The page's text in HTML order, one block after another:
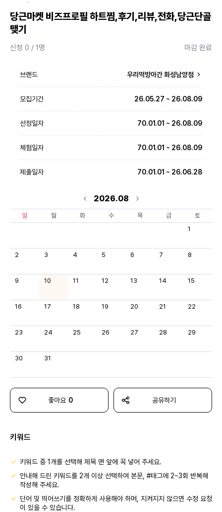
·
당근마켓 비즈프로필 하트찜,후기,리뷰,전화,당근단골
맺기
신청 0 / 1명 마감 완료
브랜드 우리떡방아간 화성남양점
모집기간 26.05.27 ~ 26.08.09
선정일자 70.01.01 ~ 26.08.09
체험일자 70.01.01 ~ 26.08.09
제출일자 70.01.01 ~ 26.06.28
2026.08
일 월 화 수 목 금
토
1
2 3 4 5 6 7 8
9 10 11 12 13 14 15
16 17 18 19 20 21 22
23 24 25 26 27 28 29
30 31
좋아요 0 공유하기
키워드
키워드 중 1개를 선택해 제목 맨 앞에 꼭 넣어 주세요.
안내해 드린 키워드를 2개 이상 선택하여 본문, #태그에 2~3회 반복해
작성해 주세요.
단어 및 띄어쓰기를 정확하게 사용해야 하며, 지켜지지 않으면 수정 요청
이 있을 수 있습니다.